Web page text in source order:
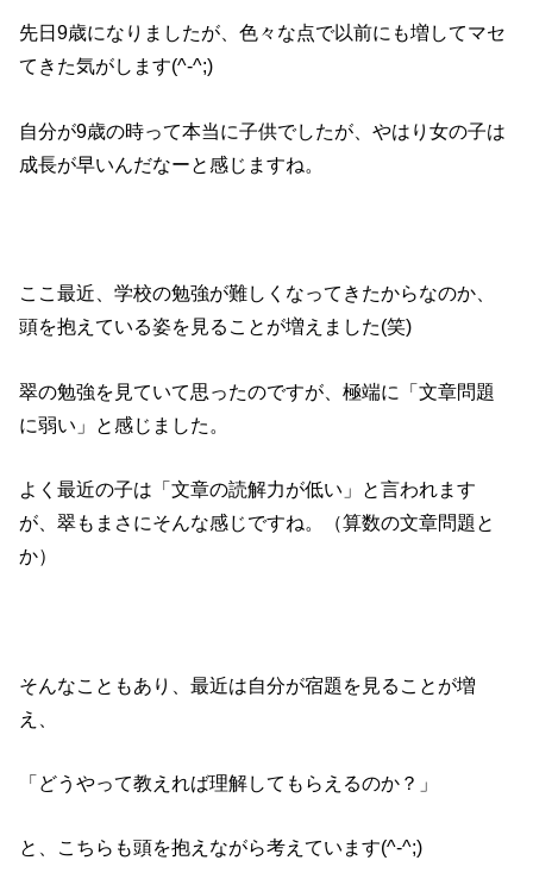
先日9歳になりましたが、色々な点で以前にも増してマセ
てきた気がします(^-^;)
自分が9歳の時って本当に子供でしたが、やはり女の子は
成長が早いんだなーと感じますね。
ここ最近、学校の勉強が難しくなってきたからなのか、
頭を抱えている姿を見ることが増えました(笑)
翠の勉強を見ていて思ったのですが、極端に「文章問題
に弱い」と感じました。
よく最近の子は「文章の読解力が低い」と言われます
が、翠もまさにそんな感じですね。（算数の文章問題と
か）
そんなこともあり、最近は自分が宿題を見ることが増
え、
「どうやって教えれば理解してもらえるのか？」
と、こちらも頭を抱えながら考えています(^-^;)